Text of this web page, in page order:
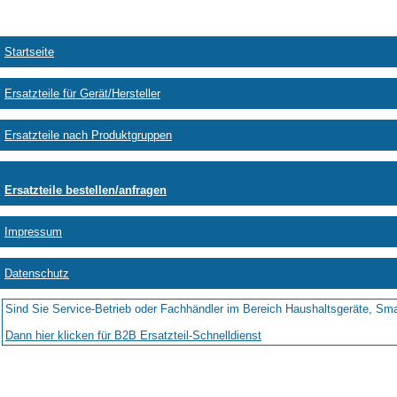
Startseite
Ersatzteile für Gerät/Hersteller
Ersatzteile nach Produktgruppen
Ersatzteile bestellen/anfragen
Impressum
Datenschutz
Sind Sie Service-Betrieb oder Fachhändler im Bereich Haushaltsgeräte,
Dann hier klicken für B2B Ersatzteil-Schnelldienst